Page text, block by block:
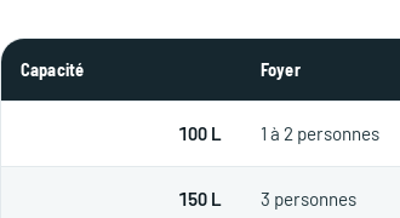
Capacité Foyer
100 L 1 à 2 personnes
150 L 3 personnes